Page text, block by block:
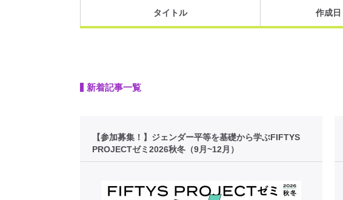
タイトル 作成日
新着記事一覧
【参加募集！】ジェンダー平等を基礎から学ぶFIFTYS
PROJECTゼミ2026秋冬（9月~12月）